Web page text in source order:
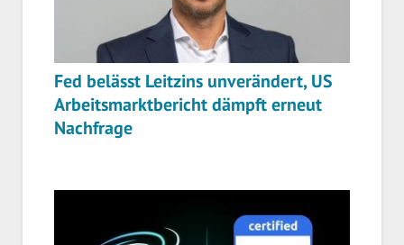
Fed belässt Leitzins unverändert, US
Arbeitsmarktbericht dämpft erneut
Nachfrage